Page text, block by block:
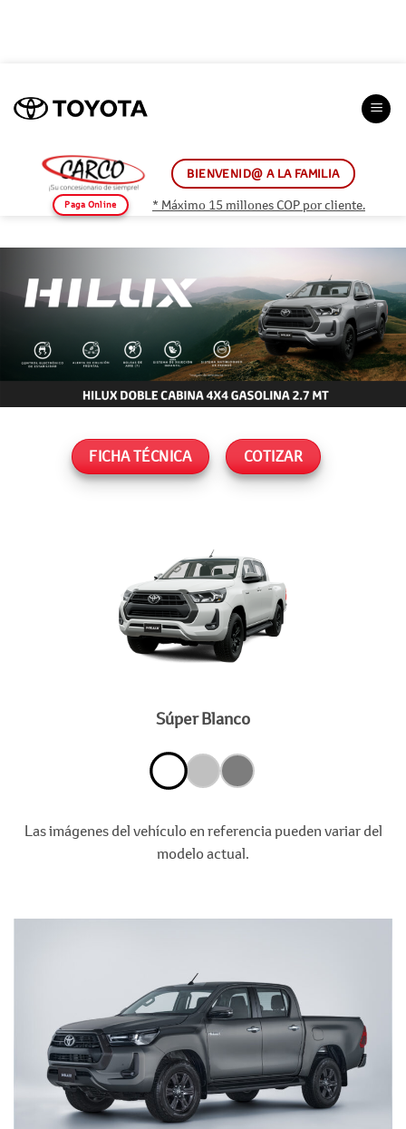
contenido
BIENVENID@ A LA FAMILIA
Paga Online * Máximo 15 millones COP por cliente.
FICHA TÉCNICA COTIZAR
Súper Blanco
Las imágenes del vehículo en referencia pueden variar del
modelo actual.